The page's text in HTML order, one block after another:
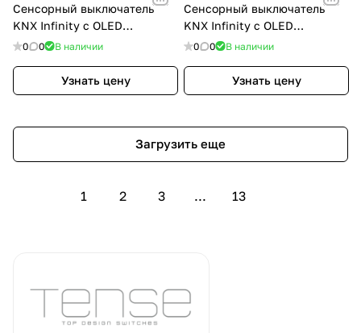
Сенсорный выключатель
KNX Infinity с OLED
дисплеем 4-, цвет:
0 0 В наличии
Узнать цену
Сенсорный выключатель
KNX Infinity с OLED
дисплеем 8-, цвет:
0 0 В наличии
Узнать цену
Загрузить еще
1 2 3 ... 13